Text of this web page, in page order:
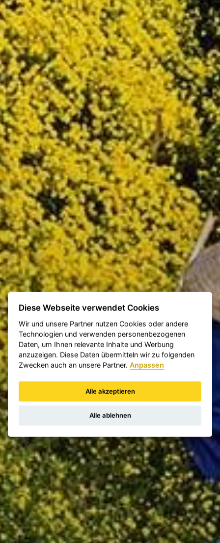
Diese Webseite verwendet Cookies
Wir und unsere Partner nutzen Cookies oder andere
Technologien und verwenden personenbezogenen
Daten, um Ihnen relevante Inhalte und Werbung
anzuzeigen. Diese Daten übermitteln wir zu folgenden
Zwecken auch an unsere Partner.Anpassen
Alle akzeptieren
Alle ablehnen